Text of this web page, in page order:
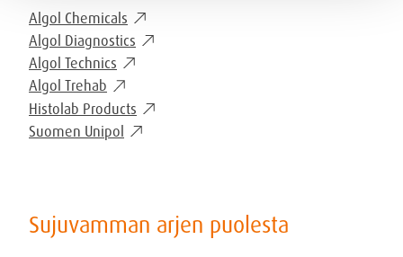
Algol Chemicals
Algol Diagnostics
Algol Technics
Algol Trehab
Histolab Products
Suomen Unipol
Sujuvamman arjen puolesta